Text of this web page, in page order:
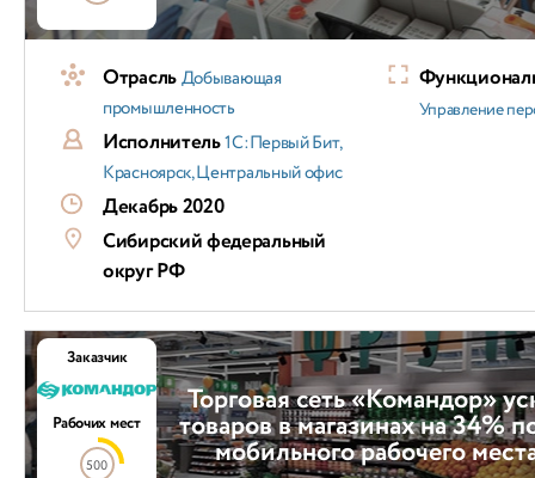
ОтрасльДобывающая
промышленность
Исполнитель1С:Первый Бит,
Красноярск, Центральный офис
Декабрь 2020
Сибирский федеральный
округ РФ
Управление
Торговая сеть «Командор»
товаров в магазинах на 34%
мобильного рабочего
Заказчик
Рабочих мест
500